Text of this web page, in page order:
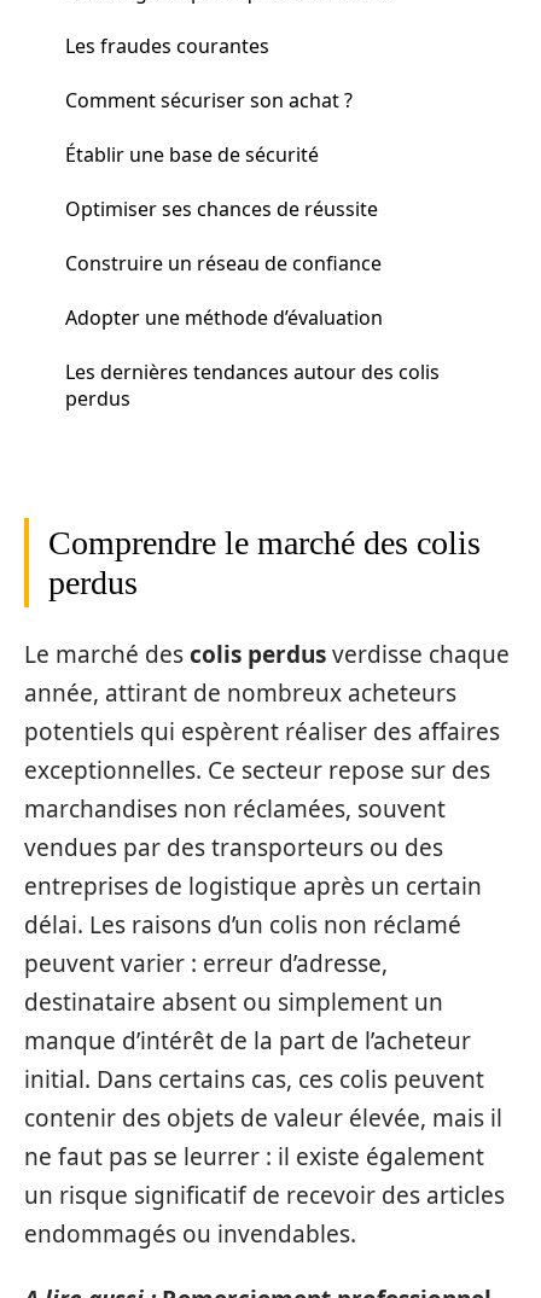
Les fraudes courantes
Comment sécuriser son achat ?
Établir une base de sécurité
Optimiser ses chances de réussite
Construire un réseau de confiance
Adopter une méthode d’évaluation
Les dernières tendances autour des colis
perdus
Comprendre le marché des colis
perdus
Le marché descolis perdusverdisse chaque
année, attirant de nombreux acheteurs
potentiels qui espèrent réaliser des affaires
exceptionnelles. Ce secteur repose sur des
marchandises non réclamées, souvent
vendues par des transporteurs ou des
entreprises de logistique après un certain
délai. Les raisons d’un colis non réclamé
peuvent varier : erreur d’adresse,
destinataire absent ou simplement un
manque d’intérêt de la part de l’acheteur
initial. Dans certains cas, ces colis peuvent
contenir des objets de valeur élevée, mais il
ne faut pas se leurrer : il existe également
un risque significatif de recevoir des articles
endommagés ou invendables.